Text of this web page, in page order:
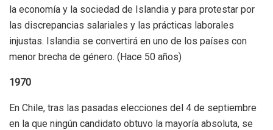
la economía y la sociedad de Islandia y para protestar por
las discrepancias salariales y las prácticas laborales
injustas. Islandia se convertirá en uno de los países con
menor brecha de género. (Hace 50 años)
1970
En Chile, tras las pasadas elecciones del 4 de septiembre
en la que ningún candidato obtuvo la mayoría absoluta, se